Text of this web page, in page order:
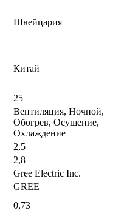
Швейцария
Китай
25
Вентиляция, Ночной,
Обогрев, Осушение,
Охлаждение
2,5
2,8
Gree Electric Inc.
GREE
0,73